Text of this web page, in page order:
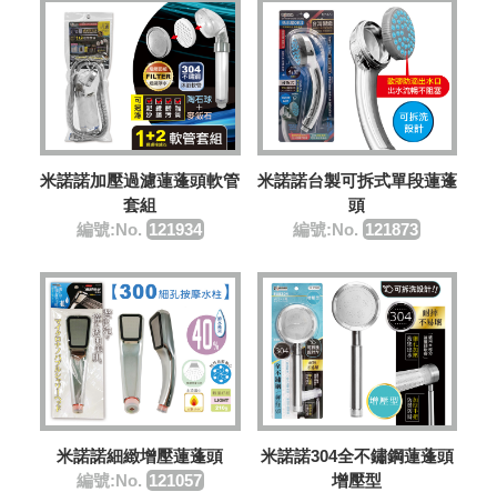
米諾諾加壓過濾蓮蓬頭軟管
套組
編號:No. 121934
米諾諾台製可拆式單段蓮蓬
頭
編號:No. 121873
米諾諾細緻增壓蓮蓬頭
編號:No. 121057
米諾諾304全不鏽鋼蓮蓬頭
增壓型